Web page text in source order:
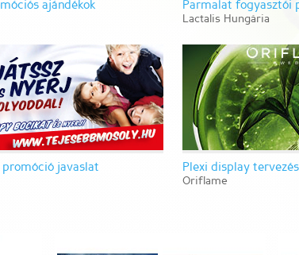
ajándékok Parmalat fogyasztói
Lactalis Hungária
promóció javaslat Plexi display
Oriflame